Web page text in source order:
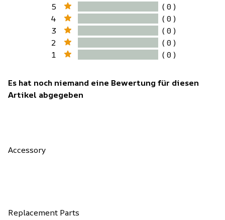
5
( 0 )
4
( 0 )
3
( 0 )
2
( 0 )
1
( 0 )
Es hat noch niemand eine Bewertung für diesen
Artikel abgegeben
Accessory
Replacement Parts